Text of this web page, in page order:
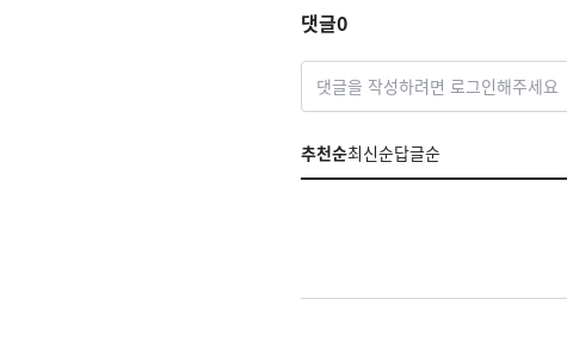
댓글0
댓글을 작성하려면 로그인해주세요
추천순최신순답글순